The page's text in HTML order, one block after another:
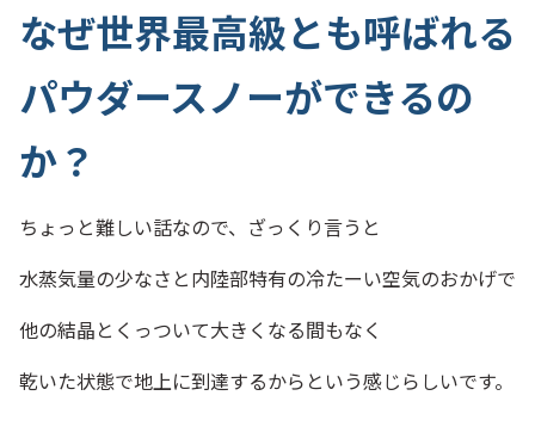
なぜ世界最高級とも呼ばれる
パウダースノーができるの
か？
ちょっと難しい話なので、ざっくり言うと
水蒸気量の少なさと内陸部特有の冷たーい空気のおかげで
他の結晶とくっついて大きくなる間もなく
乾いた状態で地上に到達するからという感じらしいです。